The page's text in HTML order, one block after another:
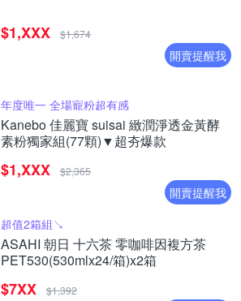
$1,XXX $1,674
開賣提醒我
年度唯一 全場寵粉超有感
Kanebo 佳麗寶 suisai 緻潤淨透金黃酵
素粉獨家組(77顆)▼超夯爆款
$1,XXX $2,365
開賣提醒我
超值2箱組↘︎
ASAHI 朝日 十六茶 零咖啡因複方茶
PET530(530mlx24/箱)x2箱
$7XX $1,392